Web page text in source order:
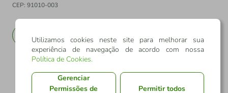
CEP: 91010-003
Utilizamos cookies neste site para melhorar sua
experiência de navegação de acordo com nossa
Política de Cookies.
Gerenciar
Permissões de
Permitir todos